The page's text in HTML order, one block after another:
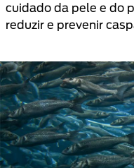
cuidado da pele e do
reduzir e prevenir